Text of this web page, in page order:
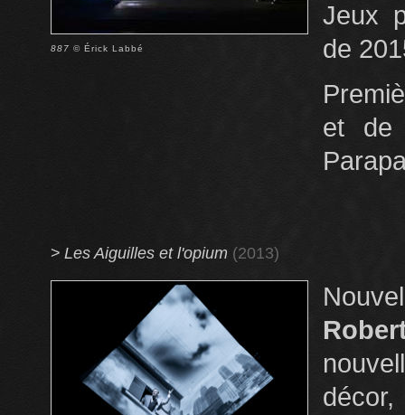
887 © Érick Labbé
Jeux
de
et de
> Les Aiguilles et l'opium(2013)